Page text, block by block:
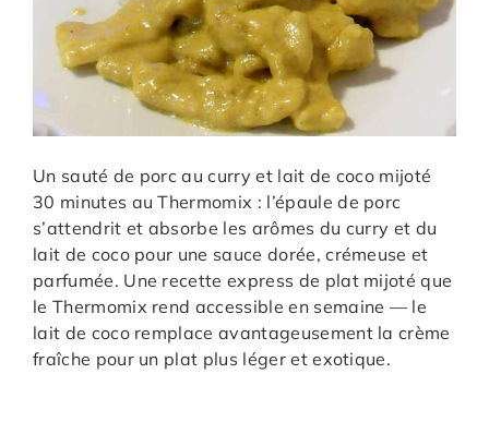
Un sauté de porc au curry et lait de coco mijoté
30 minutes au Thermomix : l’épaule de porc
s’attendrit et absorbe les arômes du curry et du
lait de coco pour une sauce dorée, crémeuse et
parfumée. Une recette express de plat mijoté que
le Thermomix rend accessible en semaine — le
lait de coco remplace avantageusement la crème
fraîche pour un plat plus léger et exotique.